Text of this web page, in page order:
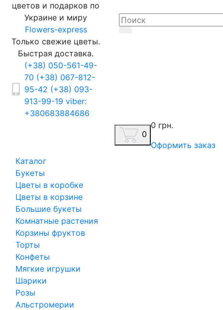
цветов и подарков по
Украине и миру
Flowers-express
Только свежие цветы.
Быстрая доставка.
(+38) 050-561-49-
70 (+38) 067-812-
95-42 (+38) 093-
913-99-19 viber:
+380683884686
0
0 грн.
Оформить заказ
Каталог
Букеты
Цветы в коробке
Цветы в корзине
Большие букеты
Комнатные растения
Корзины фруктов
Торты
Конфеты
Мягкие игрушки
Шарики
Розы
Альстромерии